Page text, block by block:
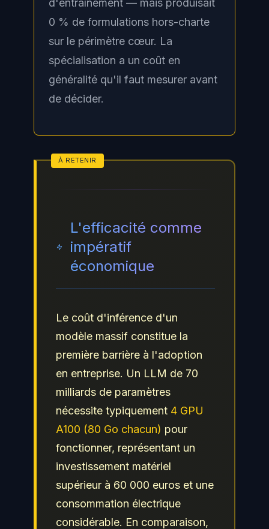
d'entraînement — mais produisait
0 % de formulations hors-charte
sur le périmètre cœur. La
spécialisation a un coût en
généralité qu'il faut mesurer avant
de décider.
L'efficacité comme
impératif
économique
Le coût d'inférence d'un
modèle massif constitue la
première barrière à l'adoption
en entreprise. Un LLM de 70
milliards de paramètres
nécessite typiquement 4 GPU
A100 (80 Go chacun) pour
fonctionner, représentant un
investissement matériel
supérieur à 60 000 euros et une
consommation électrique
considérable. En comparaison,